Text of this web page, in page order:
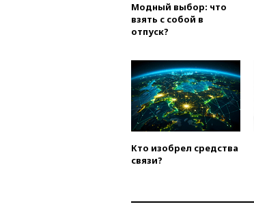
Модный выбор: что
взять с собой в
отпуск?
Кто изобрел средства
связи?